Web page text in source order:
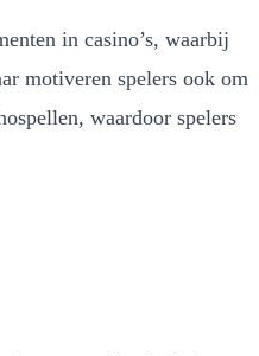
in casino’s, waarbij
motiveren spelers ook om
waardoor spelers